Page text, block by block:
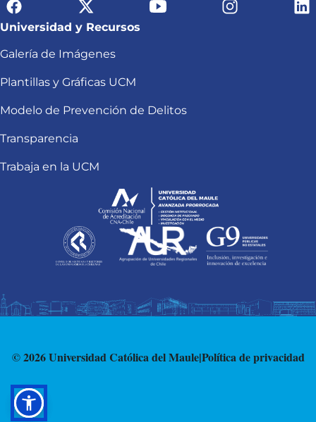
Universidad y Recursos
Galería de Imágenes
Plantillas y Gráficas UCM
Modelo de Prevención de Delitos
Transparencia
Trabaja en la UCM
© 2026 Universidad Católica del Maule|Política de privacidad